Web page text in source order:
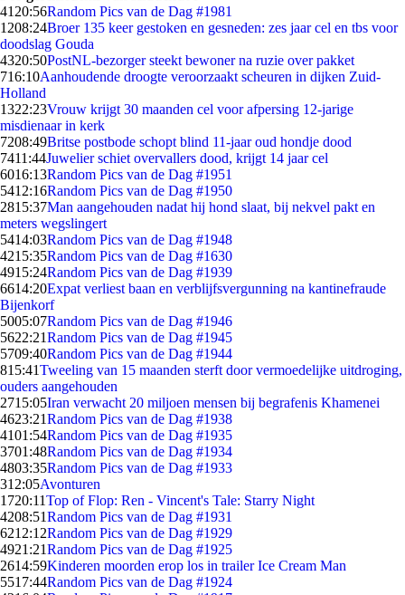
41 20:56Random Pics van de Dag #1981
1208:24Broer 135 keer gestoken en gesneden: zes jaar cel en tbs voor
doodslag Gouda
4320:50PostNL-bezorger steekt bewoner na ruzie over pakket
716:10Aanhoudende droogte veroorzaakt scheuren in dijken Zuid-
Holland
1322:23Vrouw krijgt 30 maanden cel voor afpersing 12-jarige
misdienaar in kerk
7208:49Britse postbode schopt blind 11-jaar oud hondje dood
7411:44Juwelier schiet overvallers dood, krijgt 14 jaar cel
6016:13Random Pics van de Dag #1951
5412:16Random Pics van de Dag #1950
2815:37Man aangehouden nadat hij hond slaat, bij nekvel pakt en
meters wegslingert
5414:03Random Pics van de Dag #1948
4215:35Random Pics van de Dag #1630
4915:24Random Pics van de Dag #1939
6614:20Expat verliest baan en verblijfsvergunning na kantinefraude
Bijenkorf
5005:07Random Pics van de Dag #1946
5622:21Random Pics van de Dag #1945
5709:40Random Pics van de Dag #1944
815:41Tweeling van 15 maanden sterft door vermoedelijke uitdroging,
ouders aangehouden
2715:05Iran verwacht 20 miljoen mensen bij begrafenis Khamenei
4623:21Random Pics van de Dag #1938
4101:54Random Pics van de Dag #1935
3701:48Random Pics van de Dag #1934
4803:35Random Pics van de Dag #1933
312:05Avonturen
1720:11Top of Flop: Ren - Vincent's Tale: Starry Night
4208:51Random Pics van de Dag #1931
6212:12Random Pics van de Dag #1929
4921:21Random Pics van de Dag #1925
2614:59Kinderen moorden erop los in trailer Ice Cream Man
5517:44Random Pics van de Dag #1924